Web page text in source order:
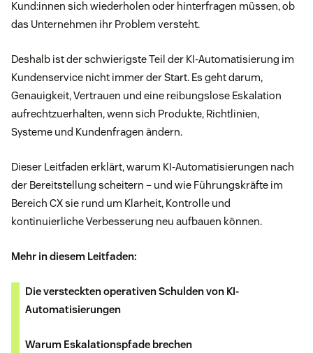
Kund:innen sich wiederholen oder hinterfragen müssen, ob
das Unternehmen ihr Problem versteht.
Deshalb ist der schwierigste Teil der KI-Automatisierung im
Kundenservice nicht immer der Start. Es geht darum,
Genauigkeit, Vertrauen und eine reibungslose Eskalation
aufrechtzuerhalten, wenn sich Produkte, Richtlinien,
Systeme und Kundenfragen ändern.
Dieser Leitfaden erklärt, warum KI-Automatisierungen nach
der Bereitstellung scheitern – und wie Führungskräfte im
Bereich CX sie rund um Klarheit, Kontrolle und
kontinuierliche Verbesserung neu aufbauen können.
Mehr in diesem Leitfaden:
Die versteckten operativen Schulden von KI-
Automatisierungen
Warum Eskalationspfade brechen